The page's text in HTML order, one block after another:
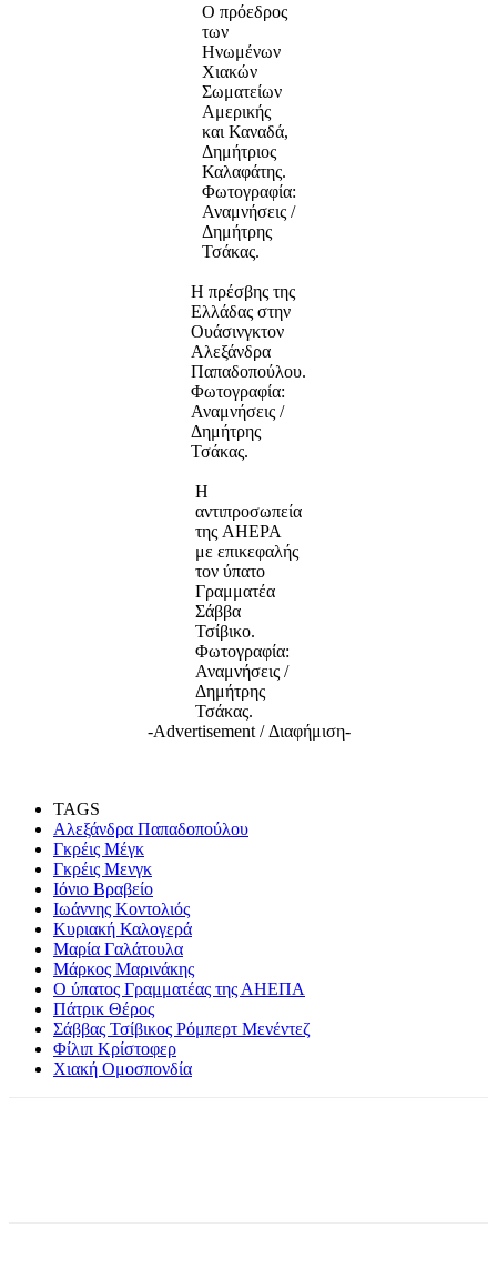
Ο πρόεδρος
των
Ηνωμένων
Χιακών
Σωματείων
Αμερικής
και Καναδά,
Δημήτριος
Καλαφάτης.
Φωτογραφία:
Αναμνήσεις /
Δημήτρης
Τσάκας.
Η πρέσβης της
Ελλάδας στην
Ουάσινγκτον
Αλεξάνδρα
Παπαδοπούλου.
Φωτογραφία:
Αναμνήσεις /
Δημήτρης
Τσάκας.
Η
αντιπροσωπεία
της AHEPA
με επικεφαλής
τον ύπατο
Γραμματέα
Σάββα
Τσίβικο.
Φωτογραφία:
Αναμνήσεις /
Δημήτρης
Τσάκας.
-Advertisement / Διαφήμιση-
TAGS
Αλεξάνδρα Παπαδοπούλου
Γκρέις Μέγκ
Γκρέις Μενγκ
Ιόνιο Βραβείο
Ιωάννης Κοντολιός
Κυριακή Καλογερά
Μαρία Γαλάτουλα
Μάρκος Μαρινάκης
Ο ύπατος Γραμματέας της ΑΗΕΠΑ
Πάτρικ Θέρος
Σάββας Τσίβικος Ρόμπερτ Μενέντεζ
Φίλιπ Κρίστοφερ
Χιακή Ομοσπονδία